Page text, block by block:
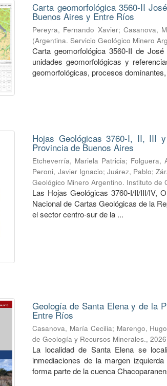
Carta geomorfológica 3560-II
Buenos Aires y Entre Ríos
Pereyra, Fernando Xavier; Casanova,
(Argentina. Servicio Geológico Minero
Carta geomorfológica 3560-II de
unidades geomorfológicas y
geomorfológicas, procesos
Hojas Geológicas 3760-I, II, III
Provincia de Buenos Aires
Etcheverría, Mariela Patricia; Folguera,
Peroni, Javier Ignacio; Juárez, Pablo;
Geológico Minero Argentino. Instituto de
Las Hojas Geológicas 3760-I/II/III/IV,
Nacional de Cartas Geológicas de la
el sector centro-sur de la ...
Geología de Santa Elena y de la
Entre Ríos
Casanova, María Cecilia; Marengo,
de Geología y Recursos Minerales.,2026
La localidad de Santa Elena se
inmediaciones de la margen
forma parte de la cuenca